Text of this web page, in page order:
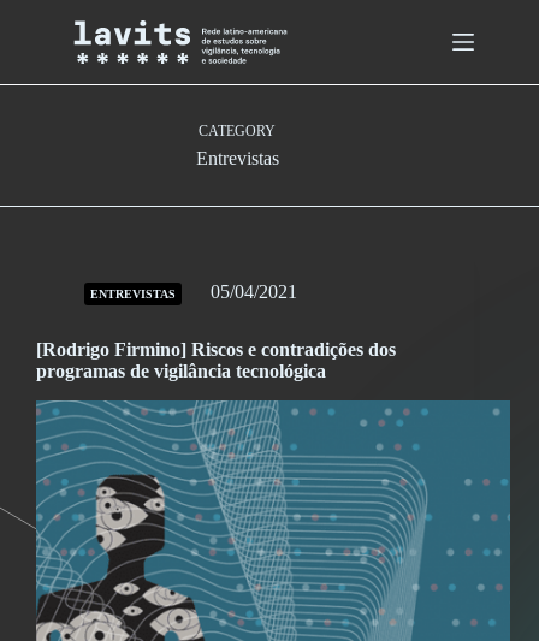
CATEGORY
Entrevistas
ENTREVISTAS 05/04/2021
[Rodrigo Firmino] Riscos e contradições dos
programas de vigilância tecnológica